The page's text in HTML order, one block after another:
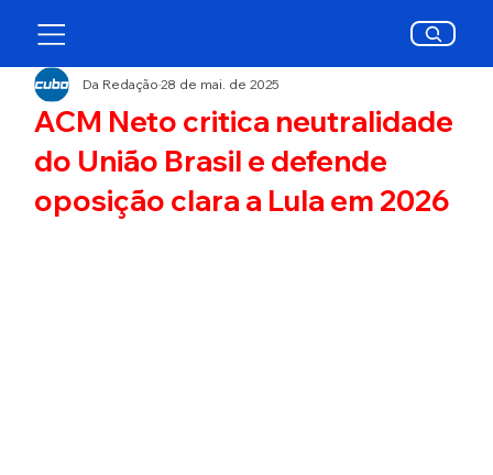
ACM Neto critica neutralidade
do União Brasil e defende
oposição clara a Lula em 2026
Da Redação28 de mai. de 2025